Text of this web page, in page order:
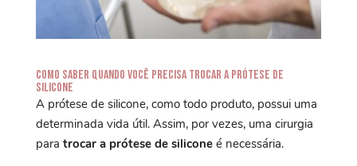
Como saber quando você precisa trocar a prótese de
silicone
A prótese de silicone, como todo produto, possui uma
determinada vida útil. Assim, por vezes, uma cirurgia
para trocar a prótese de siliconeé necessária.